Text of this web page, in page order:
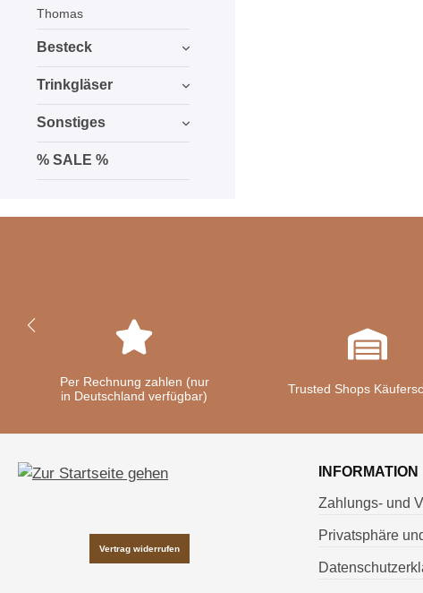
Thomas
Besteck
Trinkgläser
Sonstiges
% SALE %
Per Rechnung zahlen (nur
in Deutschland verfügbar)
Trusted Shops
Vertrag widerrufen
INFORMATION
Zahlungs- und
Privatsphäre